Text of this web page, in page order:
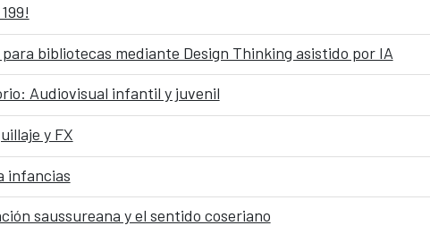
bibliotecas mediante Design Thinking asistido por IA
Audiovisual infantil y juvenil
y FX
infancias
saussureana y el sentido coseriano